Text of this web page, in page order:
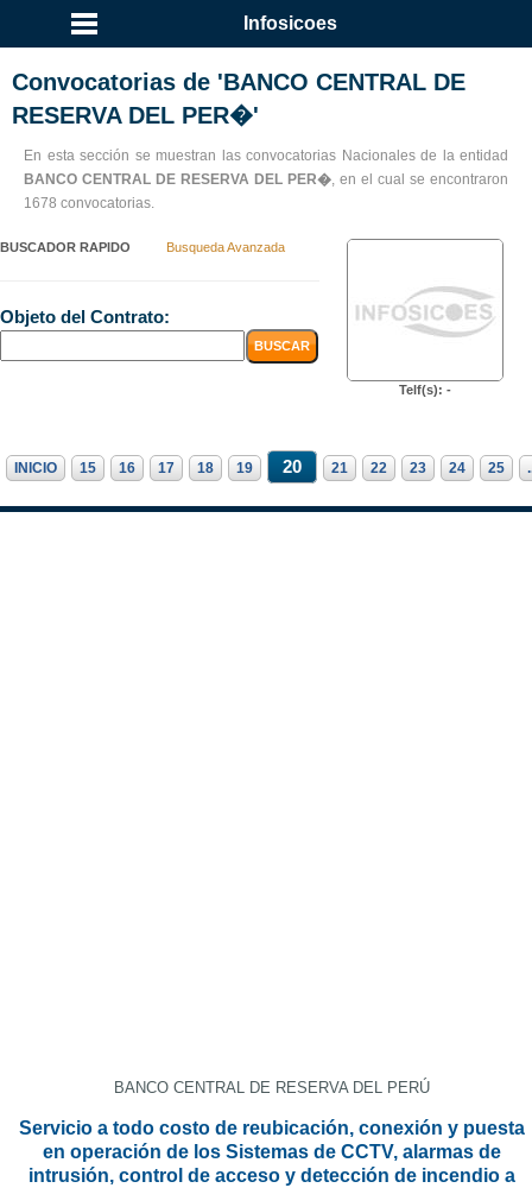
Infosicoes
Convocatorias de 'BANCO CENTRAL DE
RESERVA DEL PER�'
En esta sección se muestran las convocatorias Nacionales de la entidad
BANCO CENTRAL DE RESERVA DEL PER�, en el cual se encontraron
1678 convocatorias.
BUSCADOR RAPIDO Busqueda Avanzada
Objeto del Contrato:
Telf(s): -
INICIO 15 16 17 18 19 20 21 22 23 24 25
BANCO CENTRAL DE RESERVA DEL PERÚ
Servicio a todo costo de reubicación, conexión y puesta
en operación de los Sistemas de CCTV, alarmas de
intrusión, control de acceso y detección de incendio a